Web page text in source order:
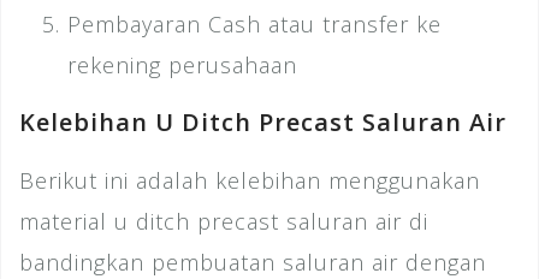
Pembayaran Cash atau transfer ke
rekening perusahaan
Kelebihan U Ditch Precast Saluran Air
Berikut ini adalah kelebihan menggunakan
material u ditch precast saluran air di
bandingkan pembuatan saluran air dengan